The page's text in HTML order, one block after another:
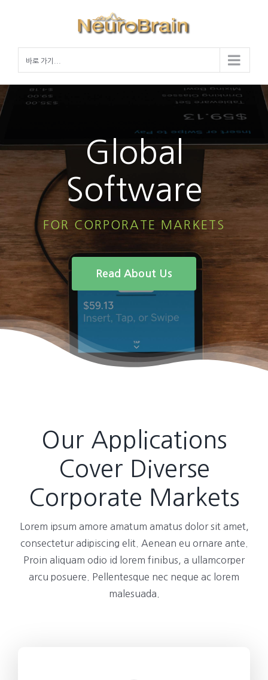
바로 가기...
Global
Software
FOR CORPORATE MARKETS
Read About Us
Our Applications
Cover Diverse
Corporate Markets
Lorem ipsum amore amatum amatus dolor sit amet,
consectetur adipiscing elit. Aenean eu ornare ante.
Proin aliquam odio id lorem finibus, a ullamcorper
arcu posuere. Pellentesque nec neque ac lorem
malesuada.